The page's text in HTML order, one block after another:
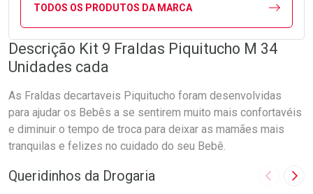
TODOS OS PRODUTOS DA MARCA
Descrição Kit 9 Fraldas Piquitucho M 34
Unidades cada
As Fraldas decartaveis Piquitucho foram desenvolvidas
para ajudar os Bebês a se sentirem muito mais confortavéis
e diminuir o tempo de troca para deixar as mamães mais
tranquilas e felizes no cuidado do seu Bebê.
Queridinhos da Drogaria Imagem